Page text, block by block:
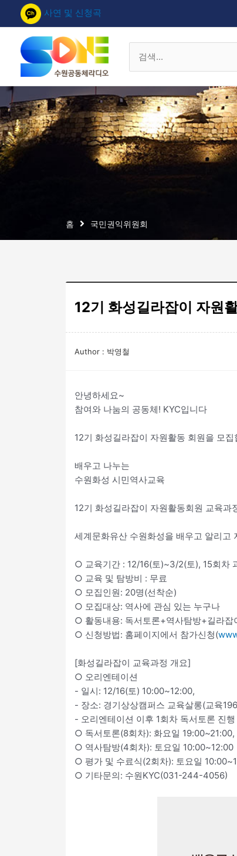
뛰
기
사연 및 신청곡
색
대
상
홈 국민권익위원회
12기 화성길라잡이 자원
Author : 박영철
안녕하세요~
참여와 나눔의 공동체! KYC입니다
12기 화성길라잡이 자원활동 회원을 모집
배우고 나누는
수원화성 시민역사교육
12기 화성길라잡이 자원활동회원 교육과
세계문화유산 수원화성을 배우고 알리고
○ 교육기간 : 12/16(토)~3/2(토), 15회차
○ 교육 및 탐방비 : 무료
○ 모집인원: 20명(선착순)
○ 모집대상: 역사에 관심 있는 누구나
○ 활동내용: 독서토론+역사탐방+길라잡
○ 신청방법: 홈페이지에서 참가신청(
[화성길라잡이 교육과정 개요]
○ 오리엔테이션
- 일시: 12/16(토) 10:00~12:00,
- 장소: 경기상상캠퍼스 교육살롱(교육
- 오리엔테이션 이후 1회차 독서토론 진행
○ 독서토론(8회차): 화요일 19:00~21:00,
○ 역사탐방(4회차): 토요일 10:00~12:00
○ 평가 및 수료식(2회차): 토요일
○ 기타문의: 수원KYC(031-244-4056)